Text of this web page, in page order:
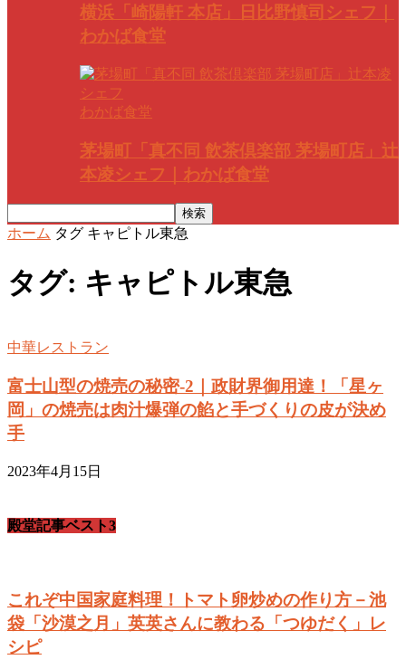
横浜「崎陽軒 本店」日比野慎司シェフ｜
わかば食堂
わかば食堂
茅場町「真不同 飲茶倶楽部 茅場町店」辻
本凌シェフ｜わかば食堂
ホーム タグ キャピトル東急
タグ: キャピトル東急
中華レストラン
富士山型の焼売の秘密-2｜政財界御用達！「星ヶ
岡」の焼売は肉汁爆弾の餡と手づくりの皮が決め
手
2023年4月15日
殿堂記事ベスト3
これぞ中国家庭料理！トマト卵炒めの作り方－池
袋「沙漠之月」英英さんに教わる「つゆだく」レ
シピ